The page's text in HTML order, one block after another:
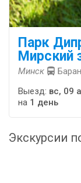
Парк
Мирский
Минск
Выезд: вс, 09
на 1 день
Экскурсии